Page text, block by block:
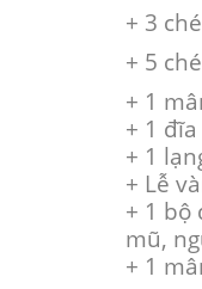
+ 3
+ 5
+ 1
+ 1
+ 1
+ Lễ
+ 1 bộ
mũ,
+ 1